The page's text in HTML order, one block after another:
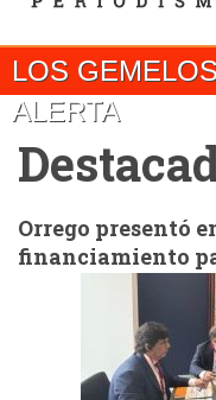
LOS
ALERTA
Orrego presentó
financiamiento